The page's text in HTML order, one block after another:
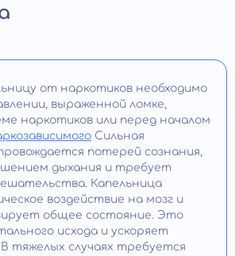
от наркотиков необходимо
выраженной ломке,
наркотиков или перед началом
Сильная
потерей сознания,
дыхания и требует
Капельница
воздействие на мозг и
общее состояние. Это
исхода и ускоряет
тяжелых случаях требуется